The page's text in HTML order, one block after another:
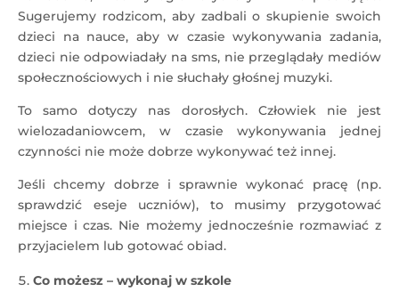
Sugerujemy rodzicom, aby zadbali o skupienie swoich
dzieci na nauce, aby w czasie wykonywania zadania,
dzieci nie odpowiadały na sms, nie przeglądały mediów
społecznościowych i nie słuchały głośnej muzyki.
To samo dotyczy nas dorosłych. Człowiek nie jest
wielozadaniowcem, w czasie wykonywania jednej
czynności nie może dobrze wykonywać też innej.
Jeśli chcemy dobrze i sprawnie wykonać pracę (np.
sprawdzić eseje uczniów), to musimy przygotować
miejsce i czas. Nie możemy jednocześnie rozmawiać z
przyjacielem lub gotować obiad.
Co możesz – wykonaj w szkole